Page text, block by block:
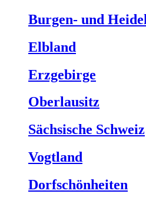
Burgen- und
Elbland
Erzgebirge
Oberlausitz
Sächsische Schweiz
Vogtland
Dorfschönheiten